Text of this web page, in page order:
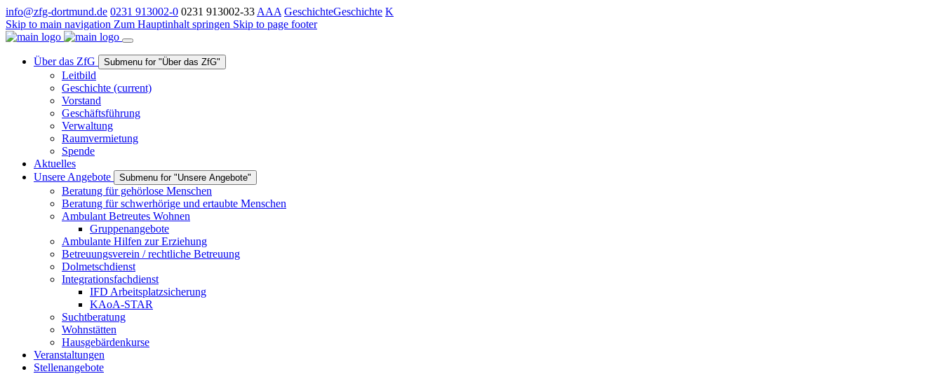
info@zfg-dortmund.de 0231 913002-0 0231 913002-33 AAA GeschichteGeschichte K
Skip to main navigation Zum Hauptinhalt springen Skip to page footer
Über das ZfG Submenu for "Über das ZfG"
Leitbild
Geschichte (current)
Vorstand
Geschäftsführung
Verwaltung
Raumvermietung
Spende
Aktuelles
Unsere Angebote
Submenu for "Unsere Angebote"
Beratung für gehörlose Menschen
Beratung für schwerhörige und ertaubte Menschen
Ambulant Betreutes Wohnen
Gruppenangebote
Ambulante Hilfen zur Erziehung
Betreuungsverein / rechtliche Betreuung
Dolmetschdienst
Integrationsfachdienst
IFD Arbeitsplatzsicherung
KAoA-STAR
Suchtberatung
Wohnstätten
Hausgebärdenkurse
Veranstaltungen
Stellenangebote